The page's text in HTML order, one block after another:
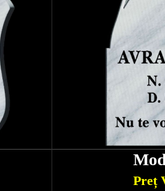
Preț